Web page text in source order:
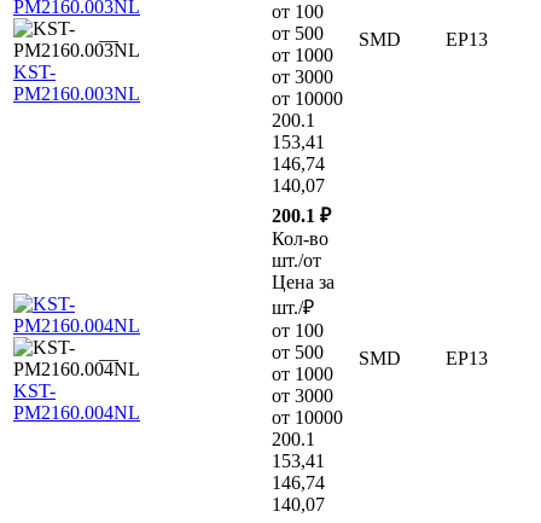
KST-
PM2160.003NL
—
от 100
от 500
от 1000
от 3000
от 10000
200.1
153,41
146,74
140,07
SMD EP13
KST-
PM2160.004NL
—
200.1 ₽
Кол-во
шт./от
Цена за
шт./₽
от 100
от 500
от 1000
от 3000
от 10000
200.1
153,41
146,74
140,07
SMD EP13